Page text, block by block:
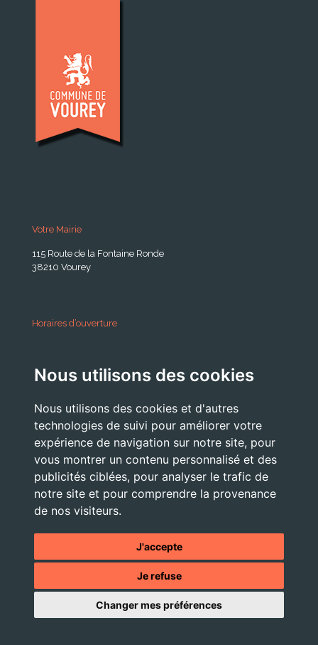
Nous utilisons des cookies
Nous utilisons des cookies et d'autres
technologies de suivi pour améliorer votre
expérience de navigation sur notre site, pour
vous montrer un contenu personnalisé et des
publicités ciblées, pour analyser le trafic de
notre site et pour comprendre la provenance
de nos visiteurs.
J'accepte
Je refuse
Changer mes préférences
Votre Mairie
115 Route de la Fontaine Ronde
38210 Vourey
Horaires d’ouverture
Lundi . Mardi : 10h 12h /16h 18h30
Jeudi . Vendredi : 13h30 / 17h
Nous Contacter
accueil@commune-vourey.fr
© 2026 - Tous droits réservés -Mentions légales- Site réalisé
agence web OXIWIZ située dans le Pays Voironnais